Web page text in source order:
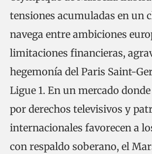
tensiones acumuladas en un
navega entre ambiciones
limitaciones financieras,
hegemonía del Paris Saint-
Ligue 1. En un mercado
por derechos televisivos y
internacionales favorecen a
con respaldo soberano, el